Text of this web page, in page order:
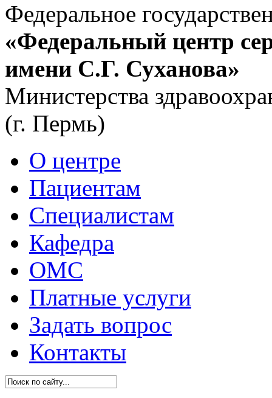
Федеральное
«Федеральный центр
имени С.Г. Суханова»
Министерства
(г. Пермь)
О центре
Пациентам
Специалистам
Кафедра
ОМС
Платные услуги
Задать вопрос
Контакты